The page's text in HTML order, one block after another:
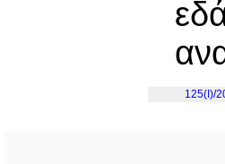
125(I)/